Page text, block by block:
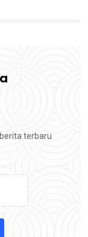
terbaru